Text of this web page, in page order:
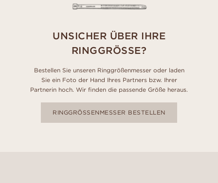
UNSICHER ÜBER IHRE
RINGGRÖSSE?
Bestellen Sie unseren Ringgrößenmesser oder laden
Sie ein Foto der Hand Ihres Partners bzw. Ihrer
Partnerin hoch. Wir finden die passende Größe heraus.
RINGGRÖSSENMESSER BESTELLEN